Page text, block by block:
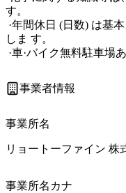
す。
しま す。
·車·バイク無料駐車場
事業者情報
事業所名
リョートーファイン 株
事業所名カナ